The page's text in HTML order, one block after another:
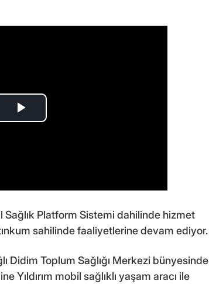
Sağlık Platform Sistemi dahilinde hizmet
sahilinde faaliyetlerine devam ediyor.
Didim Toplum Sağlığı Merkezi bünyesinde
Yıldırım mobil sağlıklı yaşam aracı ile